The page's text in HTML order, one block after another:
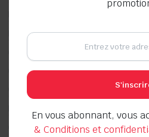
Equipement d'atelier
Outillage pneumatique
Offres promotionnelles
Couper, Poncer, Scier, Travail des
Chimie Bâtiment
En vous abonnant, vous
& Conditions et